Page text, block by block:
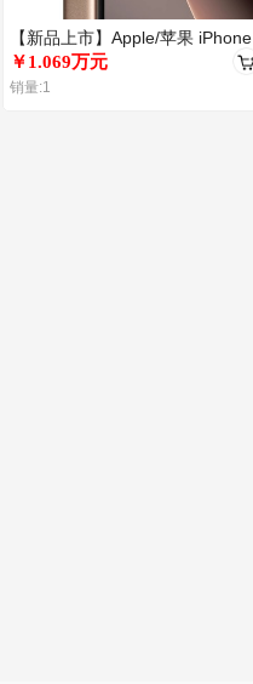
【新品上市】Apple/苹果 iPhone
16 Pro/
￥1.069万元
销量:1